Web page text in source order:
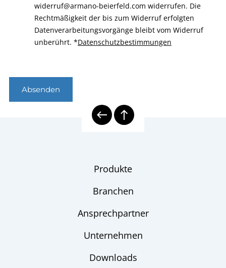
widerruf@armano-beierfeld.com widerrufen. Die
Rechtmäßigkeit der bis zum Widerruf erfolgten
Datenverarbeitungsvorgänge bleibt vom Widerruf
unberührt. *Datenschutzbestimmungen
Absenden
Produkte
Branchen
Ansprechpartner
Unternehmen
Downloads